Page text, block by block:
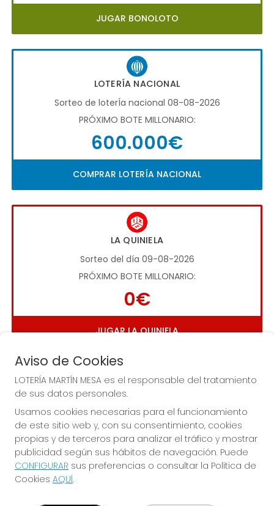
JUGAR BONOLOTO
LOTERÍA NACIONAL
Sorteo de loterÍa nacional 08-08-2026
PRÓXIMO BOTE MILLONARIO:
600.000€
COMPRAR LOTERÍA NACIONAL
LA QUINIELA
Sorteo del día 09-08-2026
PRÓXIMO BOTE MILLONARIO:
0€
JUGAR LA QUINIELA
Imagen anterior
LOTERÍA MARTÍN MESA
Aviso de Cookies
LOTERÍA MARTÍN MESA es el responsable del tratamiento
de sus datos personales.
Usamos cookies necesarias para el funcionamiento
de este sitio web y, con su consentimiento, cookies
propias y de terceros para analizar el tráfico y mostrar
publicidad según sus hábitos de navegación. Puede
CONFIGURAR sus preferencias o consultar la Política de
Cookies AQUÍ.